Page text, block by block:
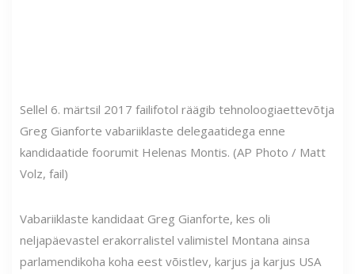
Sellel 6. märtsil 2017 failifotol räägib tehnoloogiaettevõtja
Greg Gianforte vabariiklaste delegaatidega enne
kandidaatide foorumit Helenas Montis. (AP Photo / Matt
Volz, fail)
Vabariiklaste kandidaat Greg Gianforte, kes oli
neljapäevastel erakorralistel valimistel Montana ainsa
parlamendikoha koha eest võistlev, karjus ja karjus USA